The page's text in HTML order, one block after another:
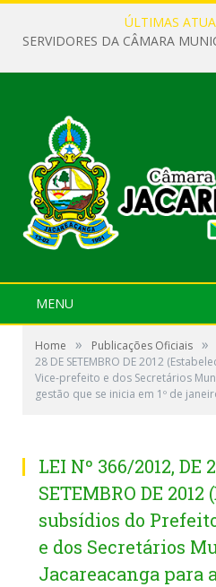
ÚLTIMAS
MENU
Home » Publicações Oficiais »
28 DE SETEMBRO DE 2012
Vice-prefeito e dos Secretários
gestão que se inicia em 1º de
LEI Nº 366/2012, DE
SETEMBRO DE 2012
subsídios do
e dos Secretários
Jacareacanga para